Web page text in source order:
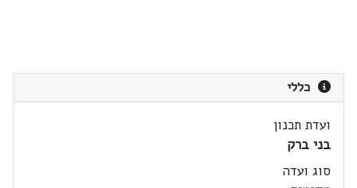
כללי
ועדת תכנון
בני ברק
סוג ועדה